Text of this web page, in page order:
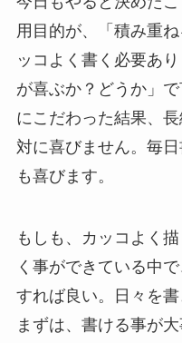
用目的が、「積み重
ッコよく書く必要あ
が喜ぶか？どうか」
にこだわった結果、
対に喜びません。毎
も喜びます。
もしも、カッコよく
く事ができている中
すれば良い。日々を書
まずは、書ける事が大